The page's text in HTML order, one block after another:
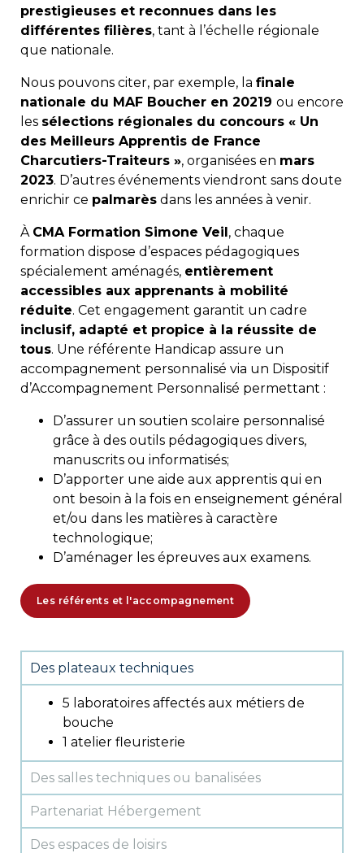
prestigieuses et reconnues dans les
différentes filières, tant à l’échelle régionale
que nationale.
Nous pouvons citer, par exemple, la finale
nationale du MAF Boucher en 20219 ou encore
les sélections régionales du concours « Un
des Meilleurs Apprentis de France
Charcutiers-Traiteurs », organisées en mars
2023. D’autres événements viendront sans doute
enrichir ce palmarès dans les années à venir.
À CMA Formation Simone Veil, chaque
formation dispose d’espaces pédagogiques
spécialement aménagés, entièrement
accessibles aux apprenants à mobilité
réduite. Cet engagement garantit un cadre
inclusif, adapté et propice à la réussite de
tous. Une référente Handicap assure un
accompagnement personnalisé via un Dispositif
d’Accompagnement Personnalisé permettant :
D’assurer un soutien scolaire personnalisé
grâce à des outils pédagogiques divers,
manuscrits ou informatisés;
D’apporter une aide aux apprentis qui en
ont besoin à la fois en enseignement général
et/ou dans les matières à caractère
technologique;
D’aménager les épreuves aux examens.
Les référents et l'accompagnement
Des plateaux techniques
5 laboratoires affectés aux métiers de
bouche
1 atelier fleuristerie
Des salles techniques ou banalisées
Partenariat Hébergement
Des espaces de loisirs